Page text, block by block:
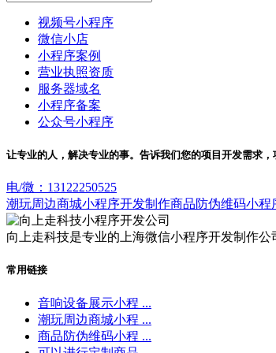
视频号小程序
微信小店
小程序案例
营业执照资质
服务器域名
小程序备案
公众号小程序
让专业的人，解决专业的事。告诉我们您的项目开发需求，
电/微：13122250525
潮玩周边商城小程序开发制作商品防伪维码小程
向上走科技是专业的上海微信小程序开发制作
常用链接
音响设备展示小程 ...
潮玩周边商城小程 ...
商品防伪维码小程 ...